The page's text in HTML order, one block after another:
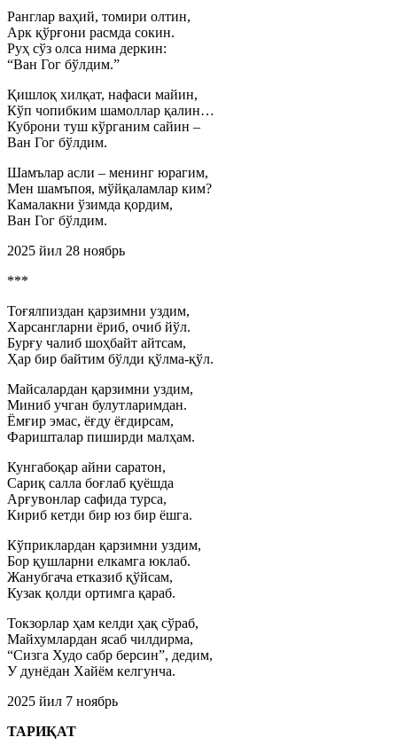
Ранглар ваҳий, томири олтин,
Арк қўрғони расмда сокин.
Руҳ сўз олса нима деркин:
“Ван Гог бўлдим.”
Қишлоқ хилқат, нафаси майин,
Кўп чопибким шамоллар қалин…
Куброни туш кўрганим сайин –
Ван Гог бўлдим.
Шамълар асли – менинг юрагим,
Мен шамъпоя, мўйқаламлар ким?
Камалакни ўзимда қордим,
Ван Гог бўлдим.
2025 йил 28 ноябрь
***
Тоғялпиздан қарзимни уздим,
Харсангларни ёриб, очиб йўл.
Бурғу чалиб шоҳбайт айтсам,
Ҳар бир байтим бўлди қўлма-қўл.
Майсалардан қарзимни уздим,
Миниб учган булутларимдан.
Ёмғир эмас, ёғду ёғдирсам,
Фаришталар пиширди малҳам.
Кунгабоқар айни саратон,
Сариқ салла боғлаб қуёшда
Арғувонлар сафида турса,
Кириб кетди бир юз бир ёшга.
Кўприклардан қарзимни уздим,
Бор қушларни елкамга юклаб.
Жанубгача етказиб қўйсам,
Кузак қолди ортимга қараб.
Токзорлар ҳам келди ҳақ сўраб,
Майхумлардан ясаб чилдирма,
“Сизга Худо сабр берсин”, дедим,
У дунёдан Хайём келгунча.
2025 йил 7 ноябрь
ТАРИҚАТ